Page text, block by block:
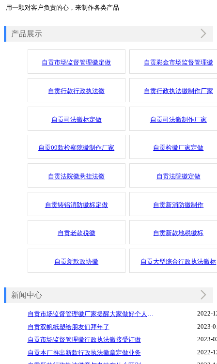
用一颗对客户负责的心，来制作各类产品
产品展示
自贡市场监督管理徽定做 自贡彩金市场监督管理徽
自贡行款行政执法徽 自贡行政执法徽制作厂家
自贡司法徽标定做 自贡司法徽制作厂家
自贡09款检察院徽制作厂家 自贡检徽厂家定做
自贡法院徽悬挂法徽 自贡法院徽定做
自贡铸铝消防徽标定做 自贡新消防徽制作
自贡老款税徽 自贡新款地税徽标
自贡新款政协徽 自贡大型综合行政执法徽标
新闻中心
自贡市场监督管理徽厂家提醒大家做好个人防护
2022-
自贡双帆纸塑给朋友们拜年了
2023-
自贡市场监督管理徽行政执法徽接受订做
2023-
自贡本厂推出新款行政执法徽章定做业务
2022-